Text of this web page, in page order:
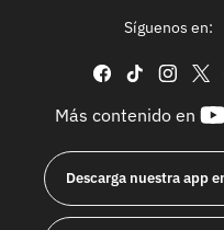
Síguenos en:
facebook
tiktok
Más contenido en
Descarga nuestra app